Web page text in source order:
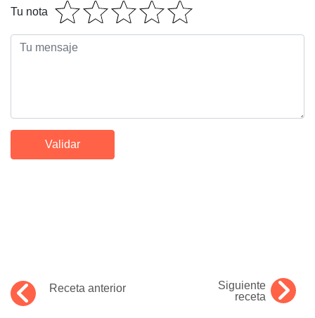
Tu nota
Receta anterior
Siguiente
receta